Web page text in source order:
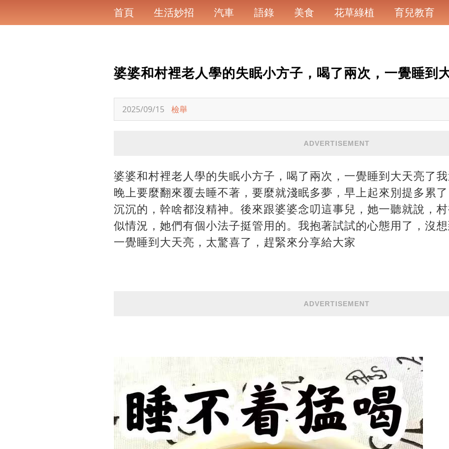
首頁 生活妙招 汽車 語錄 美食 花草綠植 育兒教育
婆婆和村裡老人學的失眠小方子，喝了兩次，一覺睡到
2025/09/15 檢舉
ADVERTISEMENT
婆婆和村裡老人學的失眠小方子，喝了兩次，一覺睡到大天亮了我
晚上要麼翻來覆去睡不著，要麼就淺眠多夢，早上起來別提多累
沉沉的，幹啥都沒精神。後來跟婆婆念叨這事兒，她一聽就說，
似情況，她們有個小法子挺管用的。我抱著試試的心態用了，沒
一覺睡到大天亮，太驚喜了，趕緊來分享給大家
ADVERTISEMENT